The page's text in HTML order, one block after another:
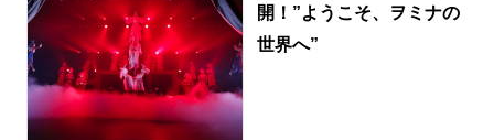
開！”ようこそ、ヲミナの
世界へ”